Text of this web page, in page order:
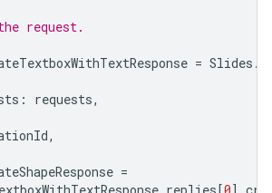
request.
= Slides .
: requests,
,
=